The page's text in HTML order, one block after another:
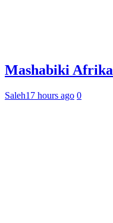
Mashabiki
Saleh17 hours ago 0